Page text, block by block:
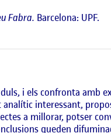
Fabra. Barcelona: UPF.
i els confronta amb
interessant,
a millorar, potser
queden